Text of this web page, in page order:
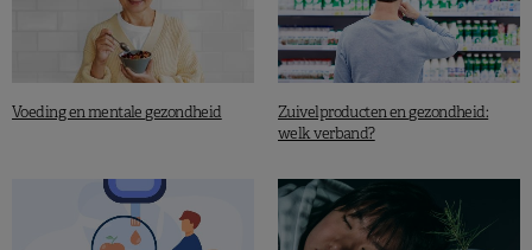
Voeding en mentale gezondheid
Zuivelproducten en gezondheid:
welk verband?